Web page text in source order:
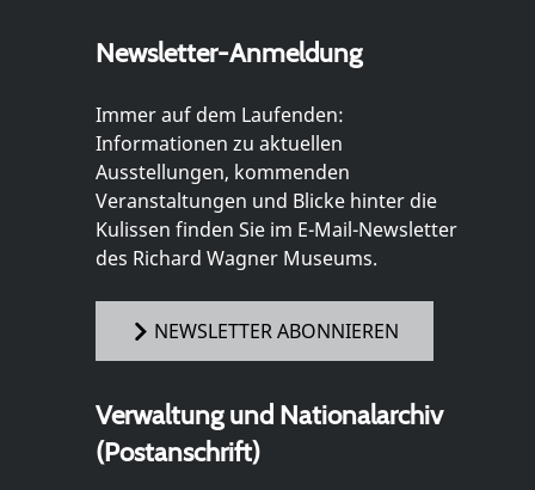
Newsletter-Anmeldung
Immer auf dem Laufenden:
Informationen zu aktuellen
Ausstellungen, kommenden
Veranstaltungen und Blicke hinter die
Kulissen finden Sie im E-Mail-Newsletter
des Richard Wagner Museums.
NEWSLETTER ABONNIEREN
Verwaltung und Nationalarchiv
(Postanschrift)